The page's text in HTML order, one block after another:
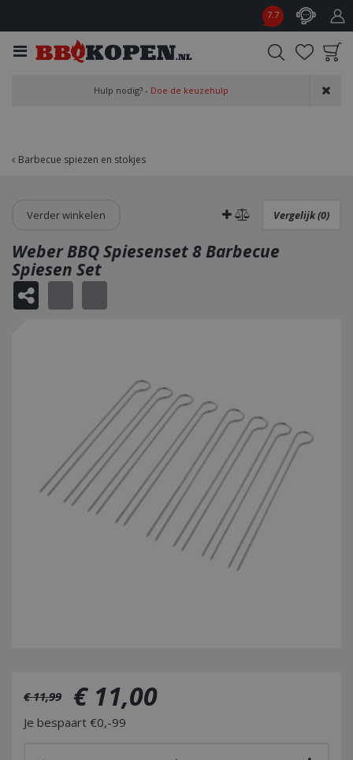
Barbecue spiezen en stokjes
7.7
aan wensenlijst
Hulp nodig? - Doe de keuzehulp
Verder winkelen Vergelijk (0)
Weber BBQ Spiesenset 8 Barbecue
Spiesen Set
€ 11,99 € 11,00
Je bespaart €0,-99